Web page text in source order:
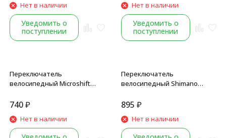
Нет в наличии
Уведомить о
поступлении
Нет в наличии
Уведомить о
поступлении
Переключатель
велосипедный Microshift
хомут адаптер 31.8-34.9 мм,
740₽
Нет в наличии
Переключатель
велосипедный Shimano
хомут 34.9/31.8, угол 66-69°,
уп.
895 ₽
Нет в наличии